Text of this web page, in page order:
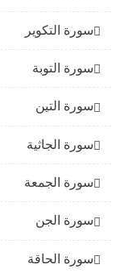
سورة التكوير
سورة التوبة
سورة التين
سورة الجاثية
سورة الجمعة
سورة الجن
سورة الحاقة